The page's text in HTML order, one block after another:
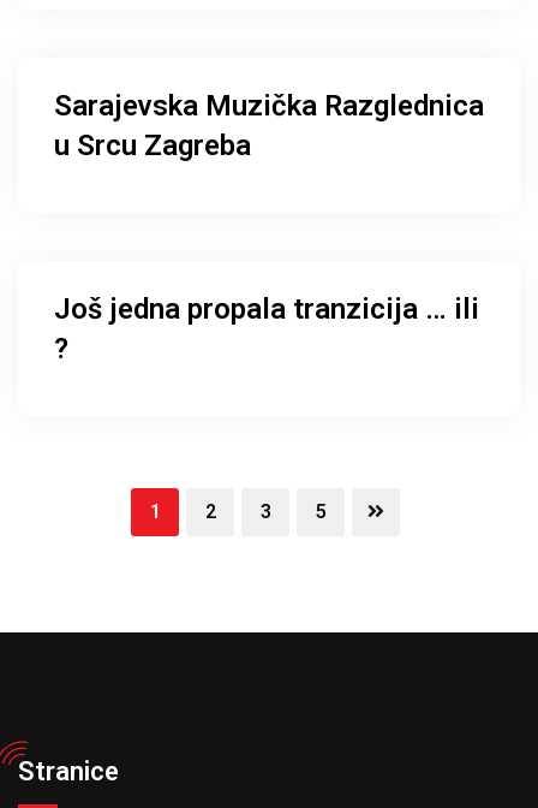
Sarajevska Muzička Razglednica
u Srcu Zagreba
Još jedna propala tranzicija … ili
?
1 2 3 5
Stranice